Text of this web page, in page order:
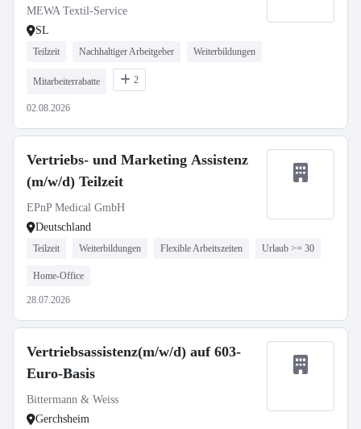
MEWA Textil-Service
SL
Teilzeit Nachhaltiger Arbeitgeber Weiterbildungen
Mitarbeiterrabatte 2
02.08.2026
Vertriebs- und Marketing Assistenz
(m/w/d) Teilzeit
EPnP Medical GmbH
Deutschland
Teilzeit Weiterbildungen Flexible Arbeitszeiten Urlaub >= 30
Home-Office
28.07.2026
Vertriebsassistenz(m/w/d) auf 603-
Euro-Basis
Bittermann & Weiss
Gerchsheim